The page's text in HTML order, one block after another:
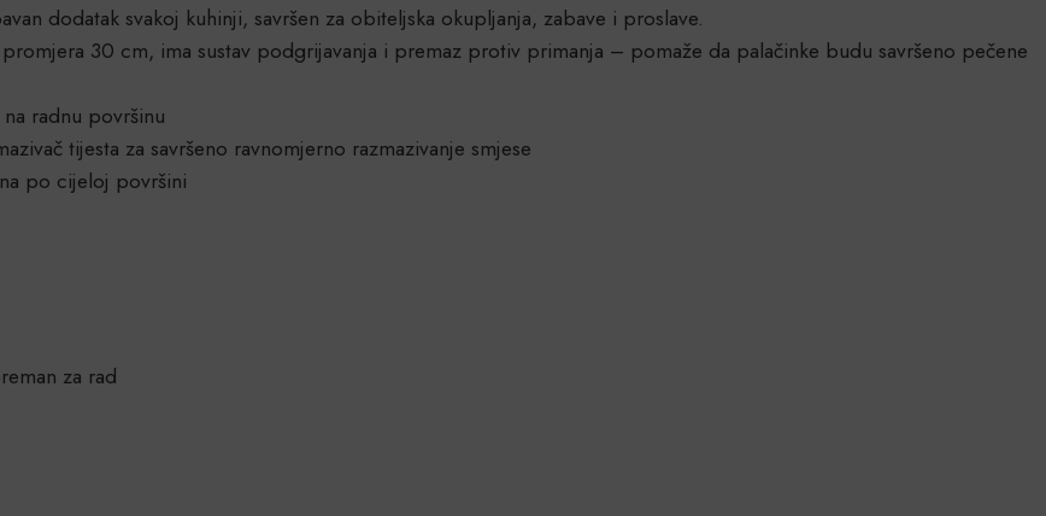
dodatak svakoj kuhinji, savršen za obiteljska okupljanja, zabave i proslave.
30 cm, ima sustav podgrijavanja i premaz protiv primanja – pomaže da palačinke budu savršeno pečene
radnu površinu
tijesta za savršeno ravnomjerno razmazivanje smjese
po cijeloj površini
za rad